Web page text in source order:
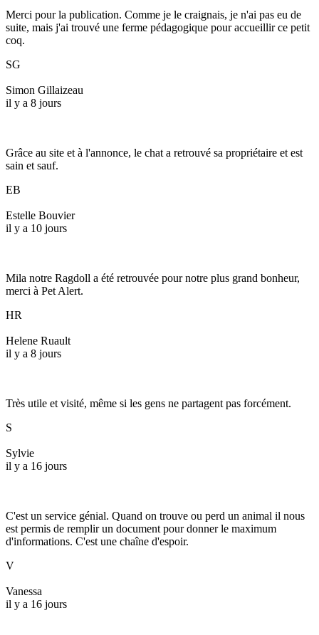
Merci pour la publication. Comme je le craignais, je n'ai pas eu de
suite, mais j'ai trouvé une ferme pédagogique pour accueillir ce petit
coq.
SG
Simon Gillaizeau
il y a 8 jours
Grâce au site et à l'annonce, le chat a retrouvé sa propriétaire et est
sain et sauf.
EB
Estelle Bouvier
il y a 10 jours
Mila notre Ragdoll a été retrouvée pour notre plus grand bonheur,
merci à Pet Alert.
HR
Helene Ruault
il y a 8 jours
Très utile et visité, même si les gens ne partagent pas forcément.
S
Sylvie
il y a 16 jours
C'est un service génial. Quand on trouve ou perd un animal il nous
est permis de remplir un document pour donner le maximum
d'informations. C'est une chaîne d'espoir.
V
Vanessa
il y a 16 jours